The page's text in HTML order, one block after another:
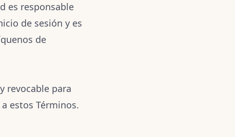
es responsable
de sesión y es
de
revocable para
estos Términos.